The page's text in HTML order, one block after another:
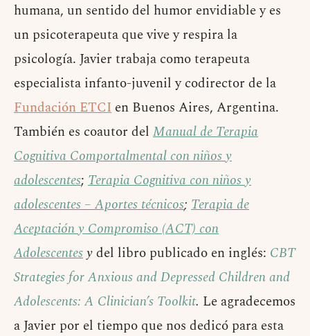
humana, un sentido del humor envidiable y es
un psicoterapeuta que vive y respira la
psicología. Javier trabaja como terapeuta
especialista infanto-juvenil y codirector de la
Fundación ETCI en Buenos Aires, Argentina.
También es coautor del Manual de Terapia
Cognitiva Comportalmental con niños y
adolescentes; Terapia Cognitiva con niños y
adolescentes – Aportes técnicos; Terapia de
Aceptación y Compromiso (ACT) con
Adolescentesydel libro publicado en inglés: CBT
Strategies for Anxious and Depressed Children and
Adolescents: A Clinician’s Toolkit. Le agradecemos
a Javier por el tiempo que nos dedicó para esta